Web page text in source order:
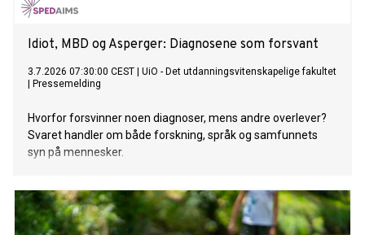
Idiot, MBD og Asperger: Diagnosene som forsvant
3.7.2026 07:30:00 CEST
UiO - Det utdanningsvitenskapelige fakultet
Pressemelding
Hvorfor forsvinner noen diagnoser, mens andre overlever?
Svaret handler om både forskning, språk og samfunnets
syn på mennesker.